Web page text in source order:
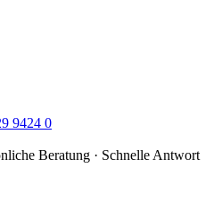
9424 0
Beratung · Schnelle Antwort